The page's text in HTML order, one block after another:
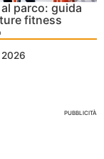
parco: guida
fitness
2026
PUBBLICITÀ